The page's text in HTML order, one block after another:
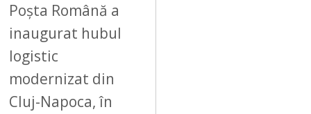
Poșta Română a
inaugurat hubul
logistic
modernizat din
Cluj-Napoca, în